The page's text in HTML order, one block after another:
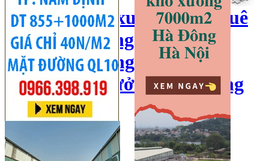
cho thuê kho xưởng, cho thuê
kho, kho xưởng hà nội, cho
thuê nhà xưởng, cho thuê
xưởng, kho xưởng hải dương
Hotline:0966 398 919
Đăng ký